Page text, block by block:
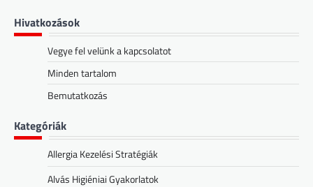
Hivatkozások
Vegye fel velünk a kapcsolatot
Minden tartalom
Bemutatkozás
Kategóriák
Allergia Kezelési Stratégiák
Alvás Higiéniai Gyakorlatok